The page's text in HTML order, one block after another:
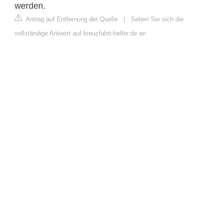
werden.
Antrag auf Entfernung der Quelle | Sehen Sie sich die
vollständige Antwort auf kreuzfahrt-helfer.de an